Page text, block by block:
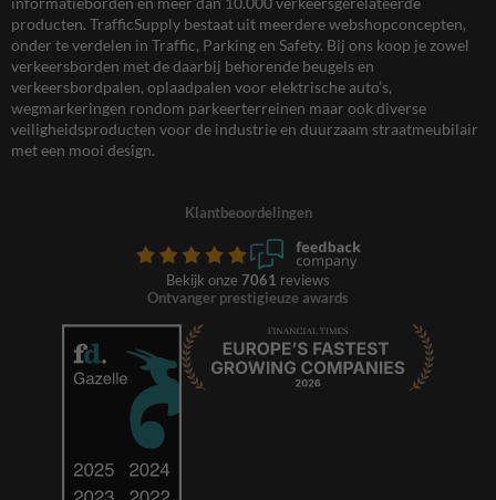
producten. TrafficSupply bestaat uit meerdere webshopconcepten,
onder te verdelen in Traffic, Parking en Safety. Bij ons koop je zowel
verkeersborden met de daarbij behorende beugels en
verkeersbordpalen, oplaadpalen voor elektrische auto’s,
wegmarkeringen rondom parkeerterreinen maar ook diverse
veiligheidsproducten voor de industrie en duurzaam straatmeubilair
met een mooi design.
Klantbeoordelingen
Bekijk onze 7061 reviews
Ontvanger prestigieuze awards